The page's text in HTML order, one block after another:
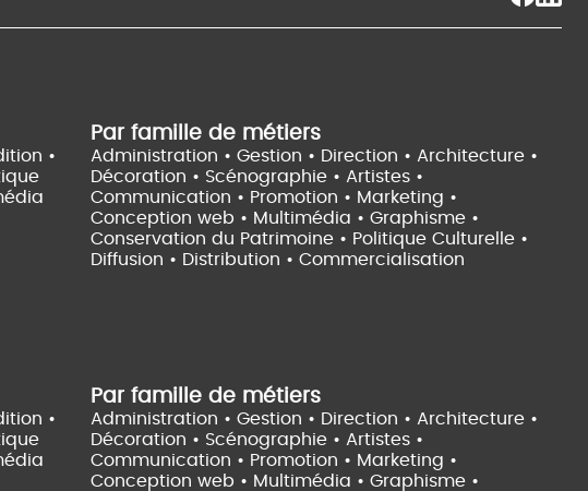
•
Par famille de métiers
Administration • Gestion • Direction • Architecture •
Décoration • Scénographie • Artistes •
Communication • Promotion • Marketing •
Conception web • Multimédia • Graphisme •
Conservation du Patrimoine • Politique Culturelle •
Diffusion • Distribution • Commercialisation
•
Par famille de métiers
Administration • Gestion • Direction • Architecture •
Décoration • Scénographie • Artistes •
Communication • Promotion • Marketing •
Conception web • Multimédia • Graphisme •